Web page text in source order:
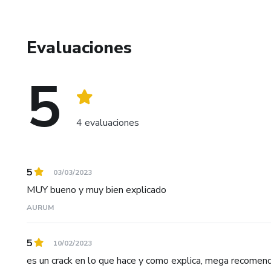
Evaluaciones
5 4 evaluaciones
5 03/03/2023
MUY bueno y muy bien explicado
AURUM
5 10/02/2023
es un crack en lo que hace y como explica, mega